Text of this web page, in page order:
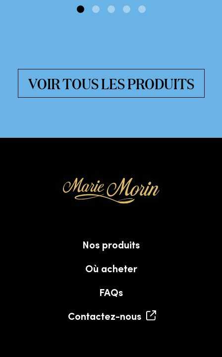
VOIR TOUS LES PRODUITS
Nos produits
Où acheter
FAQs
Contactez-nous